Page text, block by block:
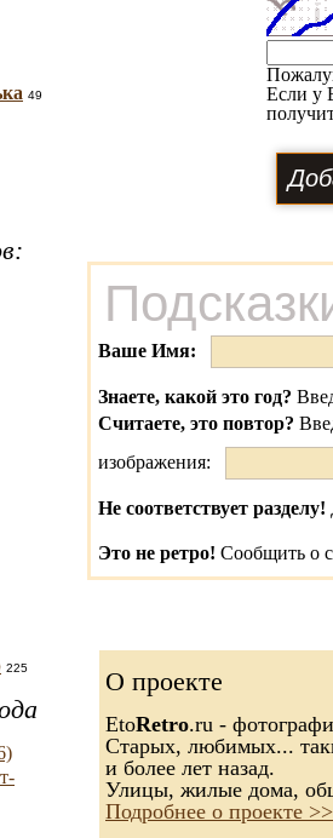
49
225
Если у
Ваше Имя:
Знаете, какой это год?
Считаете, это повтор?
изображения:
Не соответствует разделу!
Это не ретро! Сообщить о
О проекте
EtoRetro.ru -
Старых, любимых...
и более лет назад.
Улицы, жилые дома,
Подробнее о проекте >>